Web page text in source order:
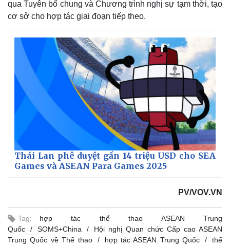
qua Tuyên bố chung và Chương trình nghị sự tạm thời, tạo
cơ sở cho hợp tác giai đoạn tiếp theo.
Thái Lan phê duyệt gần 14 triệu USD cho SEA
Games và ASEAN Para Games 2025
PV/VOV.VN
Tag:
hợp tác thể thao ASEAN Trung
Quốc
SOMS+China
Hội nghị Quan chức Cấp cao ASEAN
Trung Quốc về Thể thao
hợp tác ASEAN Trung Quốc
thể